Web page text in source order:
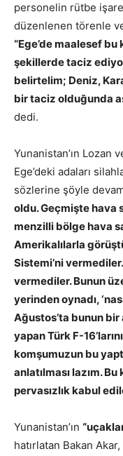
personelin rütbe
düzenlenen törenle
“Ege’de maalesef
şekillerde taciz
belirtelim; Deniz,
bir taciz olduğunda
dedi.
Yunanistan’ın Lozan
Ege’deki adaları
sözlerine şöyle
oldu. Geçmişte hava
menzilli bölge hava
Amerikalılarla
Sistemi’ni
vermediler. Bunun
yerinden oynadı,
Ağustos’ta bunun
yapan Türk F-
komşumuzun bu
anlatılması lazım.
pervasızlık kabul
Yunanistan’ın
hatırlatan Bakan Akar,